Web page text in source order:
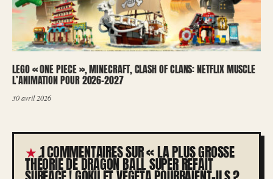
LEGO « ONE PIECE », MINECRAFT, CLASH OF CLANS: NETFLIX MUSCLE
L’ANIMATION POUR 2026-2027
30 avril 2026
1 COMMENTAIRES SUR « LA PLUS GROSSE
THÉORIE DE DRAGON BALL SUPER REFAIT